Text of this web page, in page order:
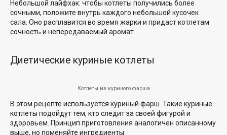
Небольшой лайфхак: чтобы котлеты получились более
сочными, положите внутрь каждого небольшой кусочек
сала. Оно расплавится во время жарки и придаст котлетам
сочность и непередаваемый аромат.
Диетические куриные котлеты
Котлеты из куриного фарша
В этом рецепте используется куриный фарш. Такие куриные
котлеты подойдут тем, кто следит за своей фигурой и
здоровьем. Принцип приготовления аналогичен описанному
выше, но поменяйте ингредиенты: